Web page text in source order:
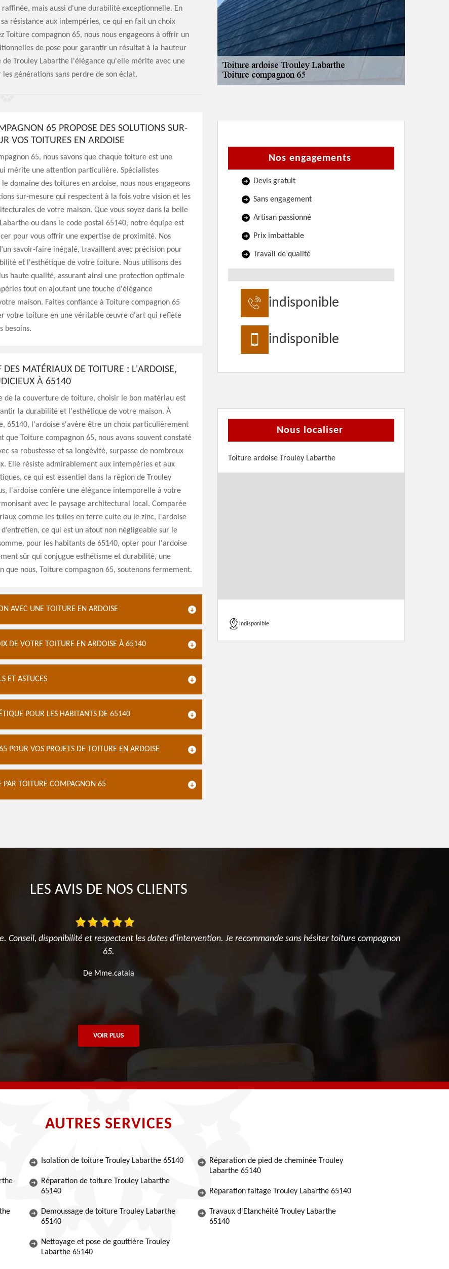
mais aussi d'une durabilité exceptionnelle. En
résistance aux intempéries, ce qui en fait un choix
compagnon 65, nous nous engageons à offrir un
de pose pour garantir un résultat à la hauteur
Trouley Labarthe l'élégance qu'elle mérite avec une
générations sans perdre de son éclat.
65 PROPOSE DES SOLUTIONS SUR-
VOS TOITURES EN ARDOISE
65, nous savons que chaque toiture est une
mérite une attention particulière. Spécialistes
le domaine des toitures en ardoise, nous nous engageons
sur-mesure qui respectent à la fois votre vision et les
de votre maison. Que vous soyez dans la belle
ou dans le code postal 65140, notre équipe est
pour vous offrir une expertise de proximité. Nos
savoir-faire inégalé, travaillent avec précision pour
et l'esthétique de votre toiture. Nous utilisons des
haute qualité, assurant ainsi une protection optimale
tout en ajoutant une touche d'élégance
maison. Faites confiance à Toiture compagnon 65
votre toiture en une véritable œuvre d'art qui reflète
besoins.
DES MATÉRIAUX DE TOITURE : L'ARDOISE,
À 65140
de la couverture de toiture, choisir le bon matériau est
la durabilité et l'esthétique de votre maison. À
65140, l'ardoise s'avère être un choix particulièrement
que Toiture compagnon 65, nous avons souvent constaté
sa robustesse et sa longévité, surpasse de nombreux
Elle résiste admirablement aux intempéries et aux
ce qui est essentiel dans la région de Trouley
l'ardoise confère une élégance intemporelle à votre
avec le paysage architectural local. Comparée
comme les tuiles en terre cuite ou le zinc, l'ardoise
d’entretien, ce qui est un atout non négligeable sur le
pour les habitants de 65140, opter pour l'ardoise
sûr qui conjugue esthétisme et durabilité, une
que nous, Toiture compagnon 65, soutenons fermement.
AVEC UNE TOITURE EN ARDOISE
DE VOTRE TOITURE EN ARDOISE À 65140
ET ASTUCES
POUR LES HABITANTS DE 65140
POUR VOS PROJETS DE TOITURE EN ARDOISE
PAR TOITURE COMPAGNON 65
Nos engagements
Devis gratuit
Sans engagement
Artisan passionné
Prix imbattable
Travail de qualité
indisponible
indisponible
Nous localiser
Toiture ardoise Trouley Labarthe
indisponible
LES AVIS DE NOS CLIENTS
Conseil, disponibilité et respectent les dates d'intervention. Je recommande sans hésiter toiture compagnon
65.
De Mme.catala
VOIR PLUS
AUTRES SERVICES
Isolation de toiture Trouley Labarthe 65140
Réparation de toiture Trouley Labarthe
65140
Demoussage de toiture Trouley Labarthe
65140
Nettoyage et pose de gouttière Trouley
Labarthe 65140
Réparation de pied de cheminée Trouley
Labarthe 65140
Réparation faitage Trouley Labarthe 65140
Travaux d'Etanchéité Trouley Labarthe
65140